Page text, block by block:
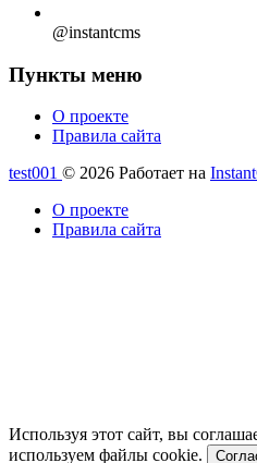
@instantcms
Пункты меню
О проекте
Правила сайта
test001 © 2026 Работает на
О проекте
Правила сайта
Используя этот сайт, вы
используем файлы cookie.